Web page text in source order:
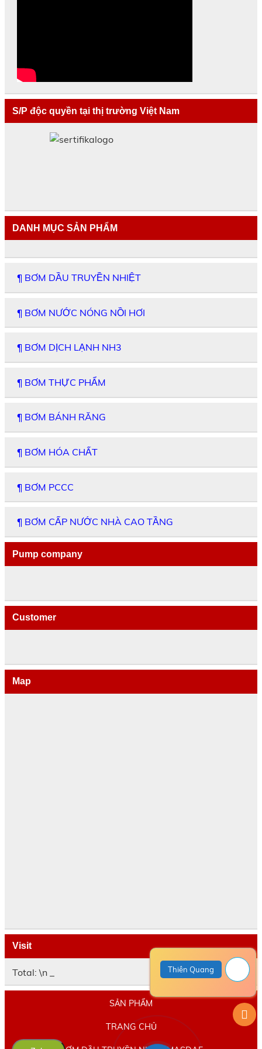
S/P độc quyền tại thị trường Việt Nam
DANH MỤC SẢN PHẨM
¶ BƠM DẦU TRUYỀN NHIỆT
¶ BƠM NƯỚC NÓNG NỒI HƠI
¶ BƠM DỊCH LẠNH NH3
¶ BƠM THỰC PHẨM
¶ BƠM BÁNH RĂNG
¶ BƠM HÓA CHẤT
¶ BƠM PCCC
¶ BƠM CẤP NƯỚC NHÀ CAO TẦNG
Pump company
Customer
Map
Visit
Total: \n
SẢN PHẨM
TRANG CHỦ
Thiên Quang